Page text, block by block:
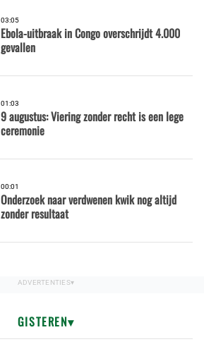
03:05
Ebola-uitbraak in Congo overschrijdt 4.000
gevallen
01:03
9 augustus: Viering zonder recht is een lege
ceremonie
00:01
Onderzoek naar verdwenen kwik nog altijd
zonder resultaat
GISTEREN